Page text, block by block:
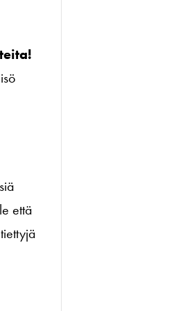
että